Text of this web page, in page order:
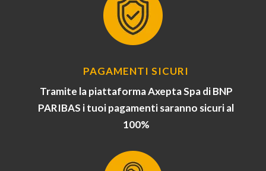
PAGAMENTI SICURI
Tramite la piattaforma Axepta Spa di BNP
PARIBAS i tuoi pagamenti saranno sicuri al
100%